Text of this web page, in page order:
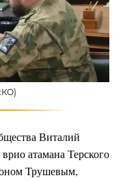
Виталий
атамана Терского
Трушевым,